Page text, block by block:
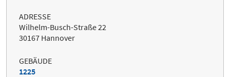
ADRESSE
Wilhelm-Busch-Straße 22
30167 Hannover
GEBÄUDE
1225